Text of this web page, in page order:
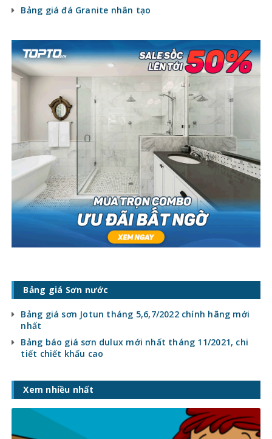
Bảng giá đá Granite nhân tạo
Bảng giá Sơn nước
Bảng giá sơn Jotun tháng 5,6,7/2022 chính hãng mới
nhất
Bảng báo giá sơn dulux mới nhất tháng 11/2021, chi
tiết chiết khấu cao
Xem nhiều nhất